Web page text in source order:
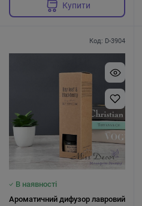
Купити
Код: D-3904
В наявності
Ароматичний дифузор лавровий